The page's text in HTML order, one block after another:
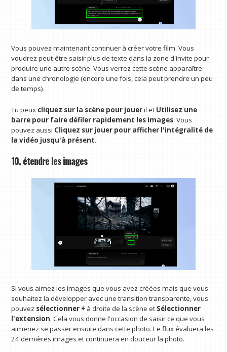
Vous pouvez maintenant continuer à créer votre film. Vous
voudrez peut-être saisir plus de texte dans la zone d'invite pour
produire une autre scène. Vous verrez cette scène apparaître
dans une chronologie (encore une fois, cela peut prendre un peu
de temps).
Tu peux cliquez sur la scène pour joueril et Utilisez une
barre pour faire défiler rapidement les images. Vous
pouvez aussi Cliquez sur jouer pour afficher l'intégralité de
la vidéo jusqu'à présent.
10. étendre les images
Si vous aimez les images que vous avez créées mais que vous
souhaitez la développer avec une transition transparente, vous
pouvez sélectionner + à droite de la scène et Sélectionner
l'extension. Cela vous donne l'occasion de saisir ce que vous
aimeriez se passer ensuite dans cette photo. Le flux évaluera les
24 dernières images et continuera en douceur la photo.